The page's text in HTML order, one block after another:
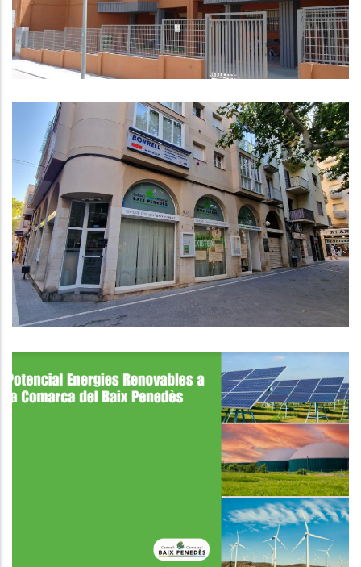
El CCBP Augmenta Les Mesures De
Seguretat Dels Equips De Serveis
Socials Arran D’amenaces I
Coaccions
Altres
L'OCTEBP Ha Publicat Un Estudi
Sobre El Potencial De Les
Energies Renovables A La
Comarca Del Baix Penedès.